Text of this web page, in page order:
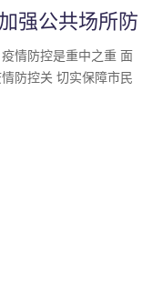
强公共场所防
情防控是重中之重 面
防控关 切实保障市民